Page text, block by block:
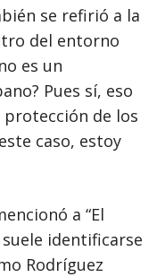
se refirió a la
del entorno
es un
Pues sí, eso
protección de los
caso, estoy
a “El
identificarse
Rodríguez